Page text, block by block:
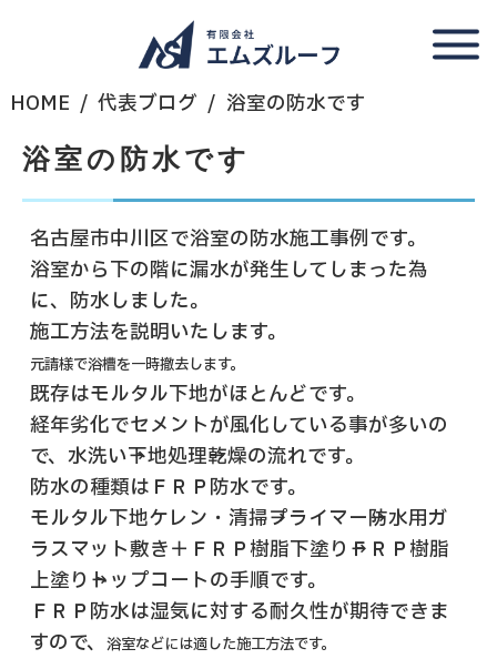
HOME 代表ブログ
浴室の防水です
浴室の防水です
名古屋市中川区で浴室の防水施工事例です。
浴室から下の階に漏水が発生してしまった為
に、防水しました。
施工方法を説明いたします。
元請様で浴槽を一時撤去します。
既存はモルタル下地がほとんどです。
経年劣化でセメントが風化している事が多いの
で、水洗い→下地処理→乾燥の流れです。
防水の種類はＦＲＰ防水です。
モルタル下地ケレン・清掃→プライマー→防水用ガ
ラスマット敷き＋ＦＲＰ樹脂下塗り→ＦＲＰ樹脂
上塗り→トップコートの手順です。
ＦＲＰ防水は湿気に対する耐久性が期待できま
すので、 浴室などには適した施工方法です。